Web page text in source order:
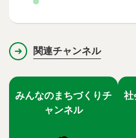
関連チャンネル